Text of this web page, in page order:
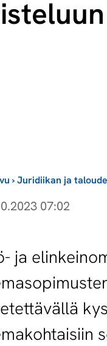
›Juridiikan ja
07:02
ja